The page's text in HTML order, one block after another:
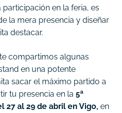
en la feria, es
la mera presencia y diseñar
destacar.
compartimos algunas
en una potente
sacar el máximo partido a
tu presencia en la 5ª
27 al 29 de abril en Vigo, en